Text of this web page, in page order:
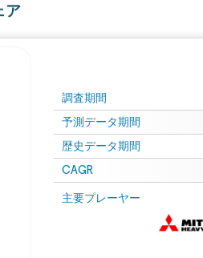
ア
調査期間
予測データ期間
歴史データ期間
CAGR
主要プレーヤー